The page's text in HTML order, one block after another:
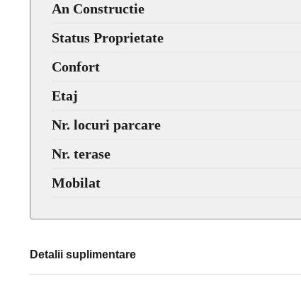
An Constructie
Status Proprietate
Confort
Etaj
Nr. locuri parcare
Nr. terase
Mobilat
Detalii suplimentare